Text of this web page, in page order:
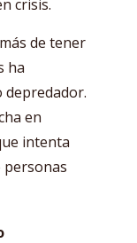
crisis.
de tener
ha
en
intenta
personas